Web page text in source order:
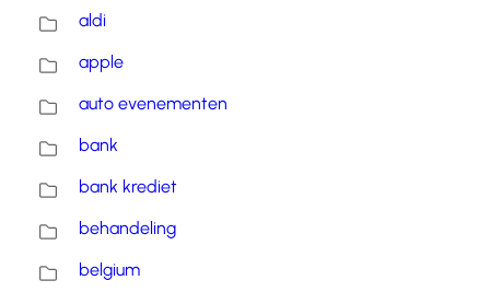
aldi
apple
auto evenementen
bank
bank krediet
behandeling
belgium